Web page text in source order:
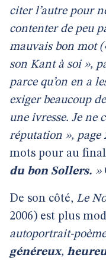
citer l’autre pour
contenter de peu
mauvais bon mot
son Kant à soi »,
parce qu’on en a
exiger beaucoup
une ivresse. Je ne
réputation », page
mots pour au final
du bon Sollers. »
De son côté, Le
2006) est plus
autoportrait-
généreux,